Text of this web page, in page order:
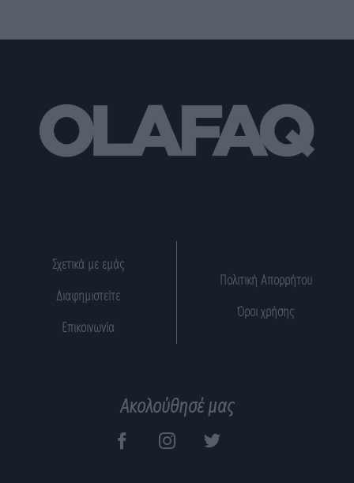
Σχετικά με εμάς
Διαφημιστείτε
Επικοινωνία
Πολιτική Απορρήτου
Όροι χρήσης
Ακολούθησέ μας